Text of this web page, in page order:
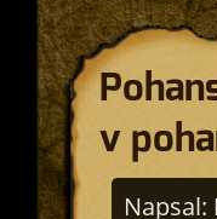
v
Napsal: